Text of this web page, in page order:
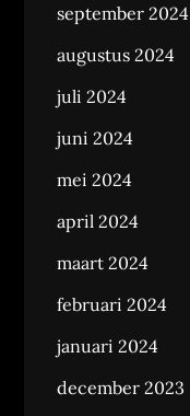
september 2024
augustus 2024
juli 2024
juni 2024
mei 2024
april 2024
maart 2024
februari 2024
januari 2024
december 2023